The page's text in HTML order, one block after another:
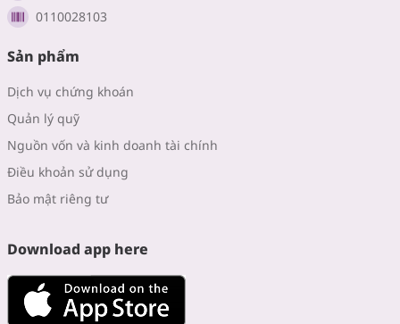
0110028103
Sản phẩm
Dịch vụ chứng khoán
Quản lý quỹ
Nguồn vốn và kinh doanh tài chính
Điều khoản sử dụng
Bảo mật riêng tư
Download app here